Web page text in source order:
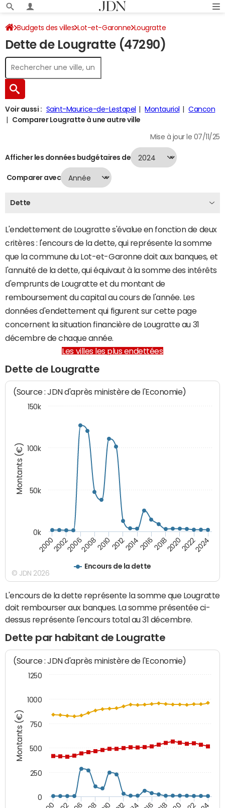
Budgets des villes Lot-et-Garonne Lougratte
Dette au 31/12/2024
Dette de Lougratte (47290)
Voir aussi : Saint-Maurice-de-Lestapel Montauriol
Cancon
Comparer Lougratte à une autre ville
Mise à jour le 07/11/25
Afficher les données budgétaires de
Comparer avec
Dette
L'endettement de Lougratte s'évalue en fonction de deux
critères : l'encours de la dette, qui représente la somme
que la commune du Lot-et-Garonne doit aux banques, et
l'annuité de la dette, qui équivaut à la somme des intérêts
d'emprunts de Lougratte et du montant de
remboursement du capital au cours de l'année. Les
données d'endettement qui figurent sur cette page
concernent la situation financière de Lougratte au 31
décembre de chaque année.
Les villes les plus endettées
Dette de Lougratte
Montants (€)
(Source : JDN d'après ministère de l'Economie)
Encours de la dette
200020022006200820102012201420162018202020222024
0k
50k
100k
150k
© JDN 2026
L'encours de la dette représente la somme que Lougratte
doit rembourser aux banques. La somme présentée ci-
dessus représente l'encours total au 31 décembre.
Dette par habitant de Lougratte
Montants (€)
(Source : JDN d'après ministère de l'Economie)
0
250
500
750
1000
1250